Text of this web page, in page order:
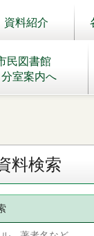
資料紹介
民図書館
室案内へ
料検索